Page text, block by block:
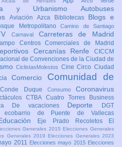
y Urbanismo Autobuses
Aviación Azca Bibliotecas Blogs e
MetropolitanoCamino de Santiago
Carnaval Carreteras de Madrid
Centros Comerciales de Madrid
Cercanías Renfe CICCM
de Convenciones de la Ciudad de
CiclistasMolestos CineCircoCiudad
Comercio Comunidad de
Conde Duque Consumo Coronavirus
CTBA Cuatro Torres Business
De vacaciones Deporte DGT
ecobarrio de Puente de Vallecas
Eje Prado Recoletos
El
Generales 2015 Elecciones Generales
Generales 2019 Elecciones Generales 2023
2011 Elecciones mayo 2015 Elecciones